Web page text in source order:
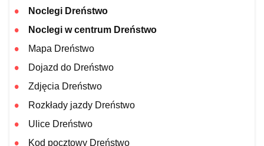
Noclegi Dreństwo
Noclegi w centrum Dreństwo
Mapa Dreństwo
Dojazd do Dreństwo
Zdjęcia Dreństwo
Rozkłady jazdy Dreństwo
Ulice Dreństwo
Kod pocztowy Dreństwo